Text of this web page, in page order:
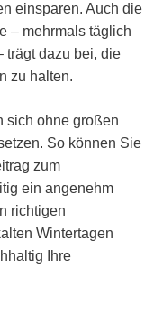
einsparen. Auch die
– mehrmals täglich
trägt dazu bei, die
zu halten.
sich ohne großen
So können Sie
zum
ein angenehm
richtigen
Wintertagen
Ihre